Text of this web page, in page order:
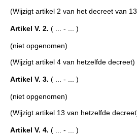
(Wijzigt artikel 2 van het decreet van
Artikel V. 2. ( ... - ... )
(niet opgenomen)
(Wijzigt artikel 4 van hetzelfde decreet)
Artikel V. 3. ( ... - ... )
(niet opgenomen)
(Wijzigt artikel 13 van hetzelfde
Artikel V. 4. ( ... - ... )